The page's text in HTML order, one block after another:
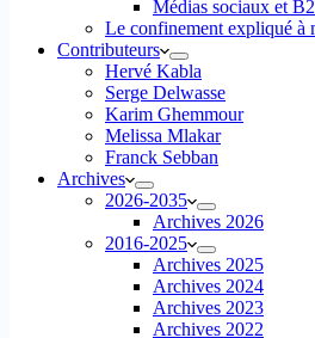
Médias sociaux et
Le confinement expliqué à
Contributeurs
Hervé Kabla
Serge Delwasse
Karim Ghemmour
Melissa Mlakar
Franck Sebban
Archives
2026-2035
Archives 2026
2016-2025
Archives 2025
Archives 2024
Archives 2023
Archives 2022